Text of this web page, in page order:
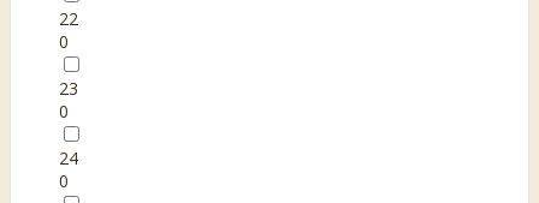
22
0
23
0
24
0